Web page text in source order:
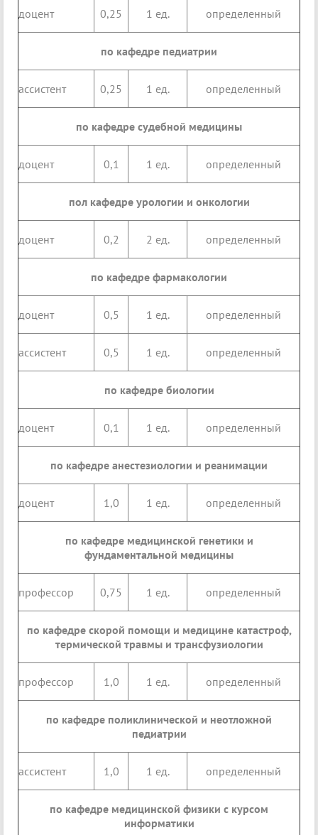
доцент 0,25 1 ед. определенный
по кафедре педиатрии
ассистент 0,25 1 ед. определенный
по кафедре судебной медицины
доцент 0,1 1 ед. определенный
пол кафедре урологии и онкологии
доцент 0,2 2 ед. определенный
по кафедре фармакологии
доцент 0,5 1 ед. определенный
ассистент 0,5 1 ед. определенный
по кафедре биологии
доцент 0,1 1 ед. определенный
по кафедре анестезиологии и реанимации
доцент 1,0 1 ед. определенный
по кафедре медицинской генетики и
фундаментальной медицины
профессор 0,75 1 ед. определенный
по кафедре скорой помощи и медицине катастроф,
термической травмы и трансфузиологии
профессор 1,0 1 ед. определенный
по кафедре поликлинической и неотложной
педиатрии
ассистент 1,0 1 ед. определенный
по кафедре медицинской физики с курсом
информатики